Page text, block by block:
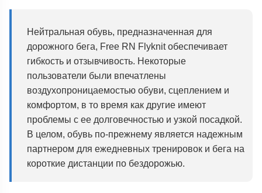
Нейтральная обувь, предназначенная для
дорожного бега, Free RN Flyknit обеспечивает
гибкость и отзывчивость. Некоторые
пользователи были впечатлены
воздухопроницаемостью обуви, сцеплением и
комфортом, в то время как другие имеют
проблемы с ее долговечностью и узкой посадкой.
В целом, обувь по-прежнему является надежным
партнером для ежедневных тренировок и бега на
короткие дистанции по бездорожью.